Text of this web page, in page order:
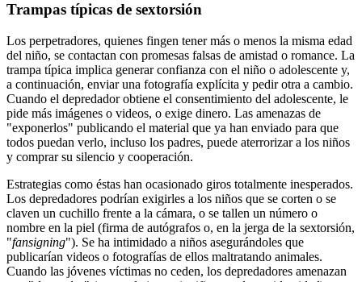
Trampas típicas de sextorsión
Los perpetradores, quienes fingen tener más o menos la misma edad
del niño, se contactan con promesas falsas de amistad o romance. La
trampa típica implica generar confianza con el niño o adolescente y,
a continuación, enviar una fotografía explícita y pedir otra a cambio.
Cuando el depredador obtiene el consentimiento del adolescente, le
pide más imágenes o videos, o exige dinero. Las amenazas de
"exponerlos" publicando el material que ya han enviado para que
todos puedan verlo, incluso los padres, puede aterrorizar a los niños
y comprar su silencio y cooperación.
Estrategias como éstas han ocasionado giros totalmente inesperados.
Los depredadores podrían exigirles a los niños que se corten o se
claven un cuchillo frente a la cámara, o se tallen un número o
nombre en la piel (firma de autógrafos o, en la jerga de la sextorsión,
"fansigning"). Se ha intimidado a niños asegurándoles que
publicarían videos o fotografías de ellos maltratando animales.
Cuando las jóvenes víctimas no ceden, los depredadores amenazan